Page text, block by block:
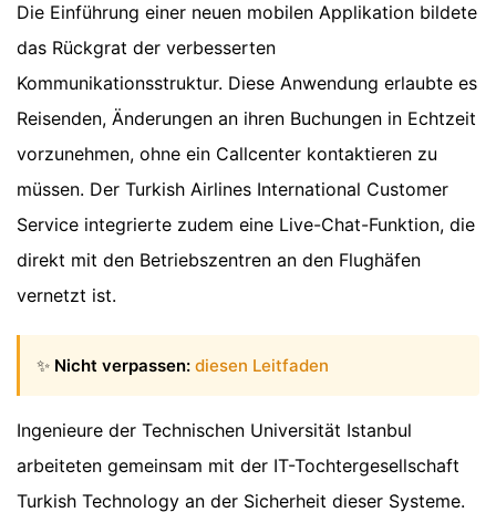
Die Einführung einer neuen mobilen Applikation bildete
das Rückgrat der verbesserten
Kommunikationsstruktur. Diese Anwendung erlaubte es
Reisenden, Änderungen an ihren Buchungen in Echtzeit
vorzunehmen, ohne ein Callcenter kontaktieren zu
müssen. Der Turkish Airlines International Customer
Service integrierte zudem eine Live-Chat-Funktion, die
direkt mit den Betriebszentren an den Flughäfen
vernetzt ist.
✨ Nicht verpassen: diesen Leitfaden
Ingenieure der Technischen Universität Istanbul
arbeiteten gemeinsam mit der IT-Tochtergesellschaft
Turkish Technology an der Sicherheit dieser Systeme.